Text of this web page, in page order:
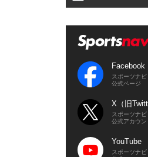
Facebook
スポーツナビ
公式ページ
X（旧
スポーツナビ
公式アカウン
YouTube
スポーツナビ